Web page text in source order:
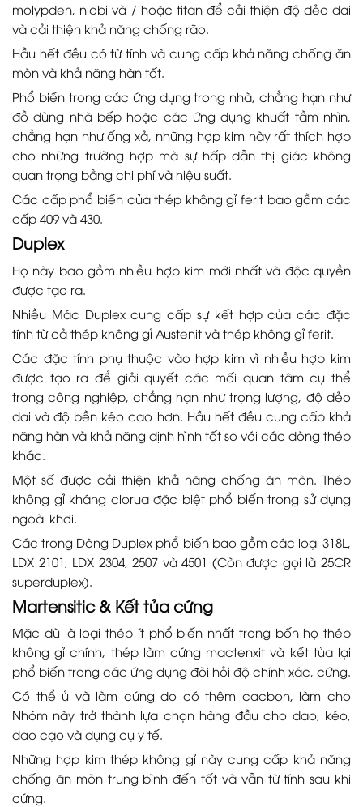
molypden, niobi và / hoặc titan để cải thiện độ dẻo dai
và cải thiện khả năng chống rão.
Hầu hết đều có từ tính và cung cấp khả năng chống ăn
mòn và khả năng hàn tốt.
Phổ biến trong các ứng dụng trong nhà, chẳng hạn như
đồ dùng nhà bếp hoặc các ứng dụng khuất tầm nhìn,
chẳng hạn như ống xả, những hợp kim này rất thích hợp
cho những trường hợp mà sự hấp dẫn thị giác không
quan trọng bằng chi phí và hiệu suất.
Các cấp phổ biến của thép không gỉ ferit bao gồm các
cấp 409 và 430.
Duplex
Họ này bao gồm nhiều hợp kim mới nhất và độc quyền
được tạo ra.
Nhiều Mác Duplex cung cấp sự kết hợp của các đặc
tính từ cả thép không gỉ Austenit và thép không gỉ ferit.
Các đặc tính phụ thuộc vào hợp kim vì nhiều hợp kim
được tạo ra để giải quyết các mối quan tâm cụ thể
trong công nghiệp, chẳng hạn như trọng lượng, độ dẻo
dai và độ bền kéo cao hơn. Hầu hết đều cung cấp khả
năng hàn và khả năng định hình tốt so với các dòng thép
khác.
Một số được cải thiện khả năng chống ăn mòn. Thép
không gỉ kháng clorua đặc biệt phổ biến trong sử dụng
ngoài khơi.
Các trong Dòng Duplex phổ biến bao gồm các loại 318L,
LDX 2101, LDX 2304, 2507 và 4501 (Còn được gọi là 25CR
superduplex).
Martensitic & Kết tủa cứng
Mặc dù là loại thép ít phổ biến nhất trong bốn họ thép
không gỉ chính, thép làm cứng mactenxit và kết tủa lại
phổ biến trong các ứng dụng đòi hỏi độ chính xác, cứng.
Có thể ủ và làm cứng do có thêm cacbon, làm cho
Nhóm này trở thành lựa chọn hàng đầu cho dao, kéo,
dao cạo và dụng cụ y tế.
Những hợp kim thép không gỉ này cung cấp khả năng
chống ăn mòn trung bình đến tốt và vẫn từ tính sau khi
cứng.